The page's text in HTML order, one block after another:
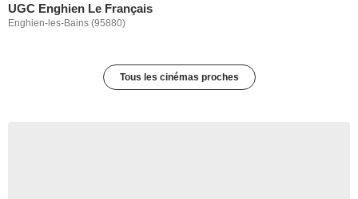
UGC Enghien Le Français
Enghien-les-Bains (95880)
Tous les cinémas proches